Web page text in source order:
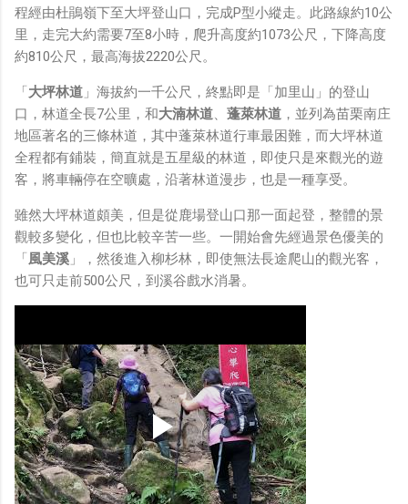
程經由杜鵑嶺下至大坪登山口，完成P型小縱走。此路線約10公
里，走完大約需要7至8小時，爬升高度約1073公尺，下降高度
約810公尺，最高海拔2220公尺。
「大坪林道 」海拔約一千公尺，終點即是「加里山」的登山
口，林道全長7公里，和大湳林道 蓬萊林道 ，並列為苗栗南庄
地區著名的三條林道，其中蓬萊林道行車最困難，而大坪林道
全程都有鋪裝，簡直就是五星級的林道，即使只是來觀光的遊
客，將車輛停在空曠處，沿著林道漫步，也是一種享受。
雖然大坪林道頗美，但是從鹿場登山口那一面起登，整體的景
觀較多變化，但也比較辛苦一些。一開始會先經過景色優美的
「風美溪 」，然後進入柳杉林，即使無法長途爬山的觀光客，
也可只走前500公尺，到溪谷戲水消暑。